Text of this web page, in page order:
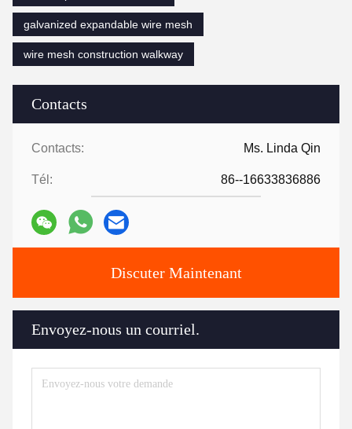
Contacts
Contacts: Ms. Linda Qin
Tél: 86--16633836886
Discuter Maintenant
Envoyez-nous un courriel.
galvanized expandable wire mesh
wire mesh construction walkway